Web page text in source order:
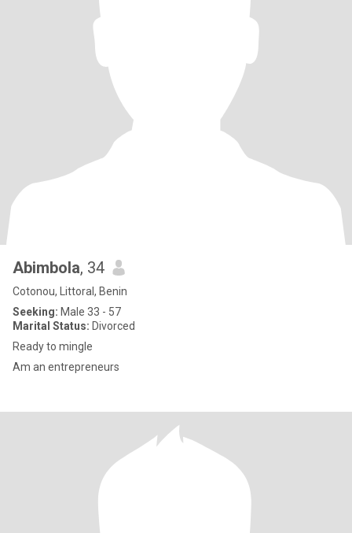
Abimbola, 34
Cotonou, Littoral, Benin
Seeking: Male 33 - 57
Marital Status: Divorced
Ready to mingle
Am an entrepreneurs